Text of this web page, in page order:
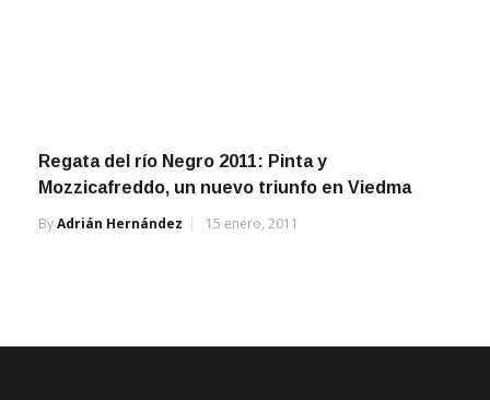
Regata del río Negro 2011: Pinta y
Mozzicafreddo, un nuevo triunfo en Viedma
ByAdrián Hernández 15 enero, 2011